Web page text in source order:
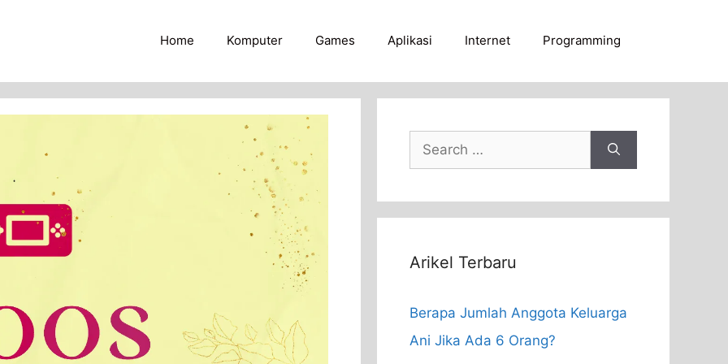
Home Komputer Games Aplikasi Internet Programming
Search
for:
Arikel Terbaru
Berapa Jumlah Anggota Keluarga
Ani Jika Ada 6 Orang?